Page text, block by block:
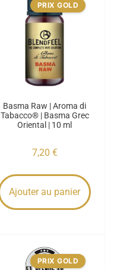
PRIX GOLD
Basma Raw | Aroma di
Tabacco® | Basma Grec
Oriental | 10 ml
7,20 €
Ajouter au panier
PRIX GOLD